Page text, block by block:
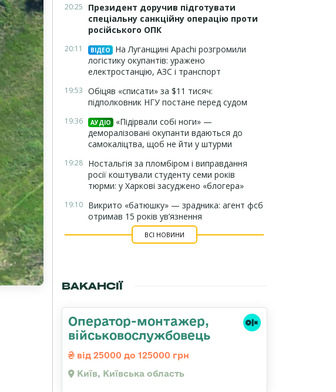
20:25
Президент доручив підготувати
спеціальну санкційну операцію проти
російського ОПК
20:11 ВІДЕО
На Луганщині Apachi розгромили
логістику окупантів: уражено
електростанцію, АЗС і транспорт
19:53 Обіцяв «списати» за $11 тисяч:
підполковник НГУ постане перед судом
19:36 АУДІО
«Підірвали собі ноги» —
деморалізовані окупанти вдаються до
самокаліцтва, щоб не йти у штурми
19:28 Ностальгія за пломбіром і виправдання
росії коштували студенту семи років
тюрми: у Харкові засуджено «блогера»
19:10 Викрито «батюшку» — зрадника: агент фсб
отримав 15 років ув’язнення
ВСІ НОВИНИ
ВАКАНСІЇ
Оператор-монтажер,
військовослужбовець
від 25000 до 125000 грн
Київ, Київська область